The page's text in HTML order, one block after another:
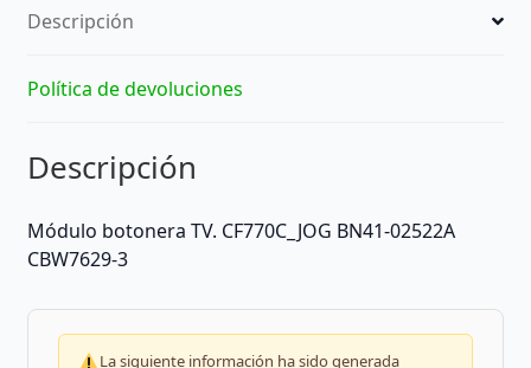
Descripción
Política de devoluciones
Descripción
Módulo botonera TV. CF770C_JOG BN41-02522A
CBW7629-3
La siguiente información ha sido generada